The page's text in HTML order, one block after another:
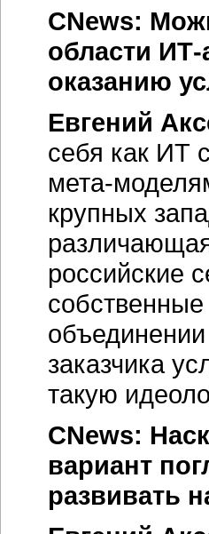
CNews:
области
оказанию
Евгений
себя как ИТ
мета-
крупных
российские
заказчика
такую
CNews:
вариант
развивать